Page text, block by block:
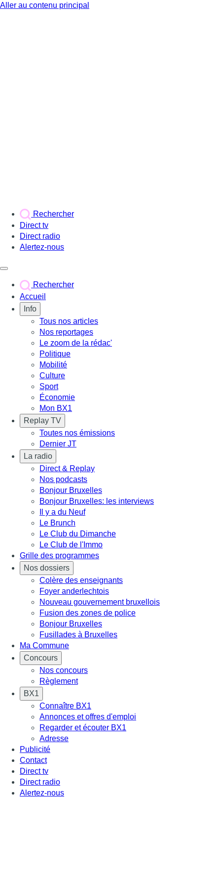
Aller au contenu principal
Rechercher
Direct tv
Direct radio
Alertez-nous
Rechercher
Accueil
Info
Tous nos articles
Nos reportages
Le zoom de la rédac'
Politique
Mobilité
Culture
Sport
Économie
Mon BX1
Replay TV
Toutes nos émissions
Dernier JT
La radio
Direct & Replay
Nos podcasts
Bonjour Bruxelles
Bonjour Bruxelles: les interviews
Il y a du Neuf
Le Brunch
Le Club du Dimanche
Le Club de l'Immo
Grille des programmes
Nos dossiers
Colère des enseignants
Foyer anderlechtois
Nouveau gouvernement bruxellois
Fusion des zones de police
Bonjour Bruxelles
Fusillades à Bruxelles
Ma Commune
Concours
Nos concours
Règlement
BX1
Connaître BX1
Annonces et offres d'emploi
Regarder et écouter BX1
Adresse
Publicité
Contact
Direct tv
Direct radio
Alertez-nous